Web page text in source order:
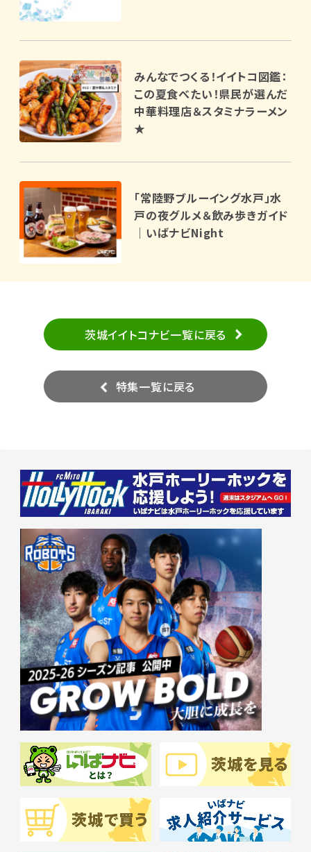
みんなでつくる！イイトコ図鑑：
この夏食べたい！県民が選んだ
中華料理店＆スタミナラーメン
★
「常陸野ブルーイング水戸」水
戸の夜グルメ＆飲み歩きガイド
｜いばナビNight
茨城イイトコナビ一覧に戻る
特集一覧に戻る